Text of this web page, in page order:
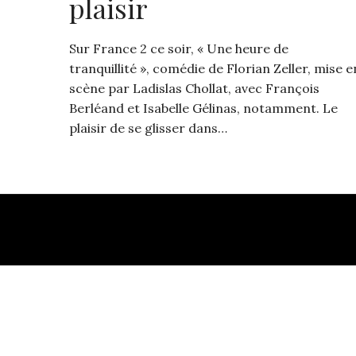
plaisir
Sur France 2 ce soir, « Une heure de
tranquillité », comédie de Florian Zeller, mise
scène par Ladislas Chollat, avec François
Berléand et Isabelle Gélinas, notamment. Le
plaisir de se glisser dans…